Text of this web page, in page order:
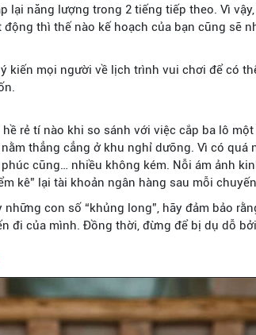
lại năng lượng trong 2 tiếng tiếp theo. Vì
thì thế nào kế hoạch của bạn cũng sẽ
kiến mọi người về lịch trình vui chơi để có
rẻ tí nào khi so sánh với việc cắp ba lô
thẳng cẳng ở khu nghỉ dưỡng. Vì có quá
cũng… nhiều không kém. Nỗi ám ảnh
kê” lại tài khoản ngân hàng sau mỗi
con số “khủng long”, hãy đảm bảo
đi của mình. Đồng thời, đừng để bị dụ dỗ